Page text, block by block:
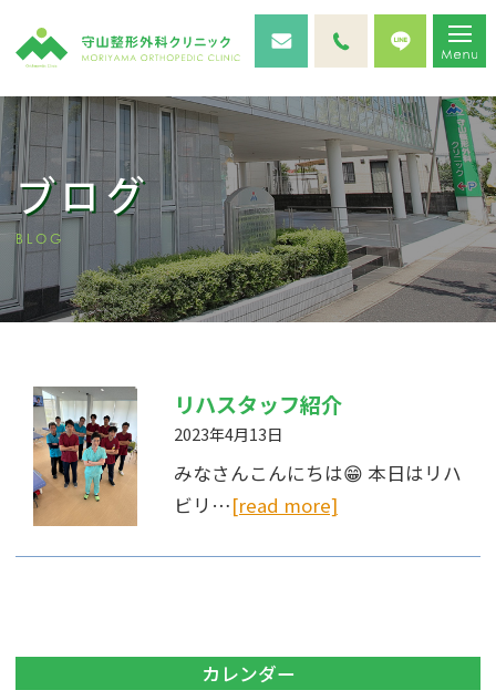
ブログ
BLOG
リハスタッフ紹介
2023年4月13日
みなさんこんにちは😁 本日はリハ
ビリ…[read more]
カレンダー